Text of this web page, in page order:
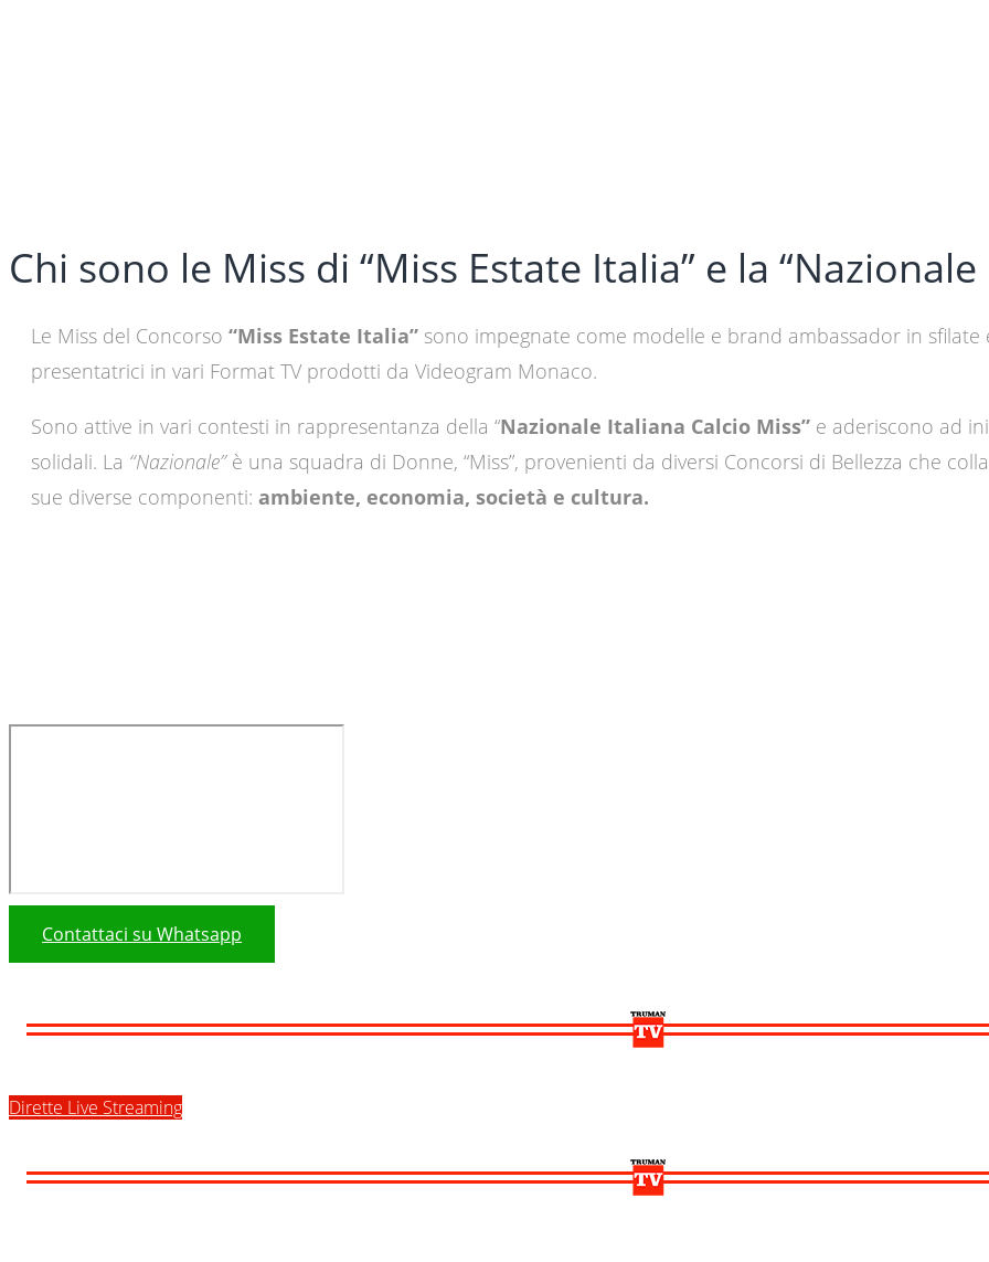
Chi sono le Miss di “Miss Estate Italia” e la
Le Miss del Concorso “Miss Estate Italia” sono impegnate come modelle e brand ambassador in
presentatrici in vari Format TV prodotti da Videogram Monaco.
Sono attive in vari contesti in rappresentanza della “Nazionale Italiana Calcio Miss” e aderiscono ad
solidali. La “Nazionale”è una squadra di Donne, “Miss”, provenienti da diversi Concorsi di Bellezza che
sue diverse componenti: ambiente, economia, società e cultura.
Contattaci su Whatsapp
Dirette Live Streaming